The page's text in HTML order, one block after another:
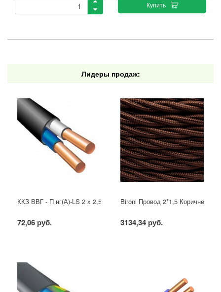
Купить
Лидеры продаж:
ККЗ ВВГ - П нг(А)-LS 2 х 2,5 ГОСТ
72,06 руб.
Bironi Провод 2*1,5 Коричневый
3134,34 руб.